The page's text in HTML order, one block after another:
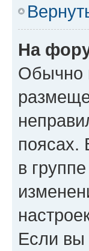
На
Обычно
поясах.
в
Если вы